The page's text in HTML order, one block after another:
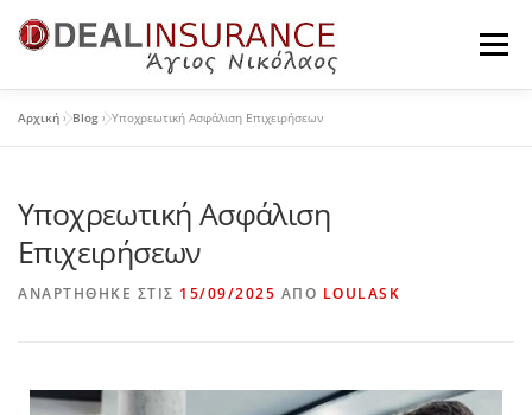
Μενού
ΠΡΟΪΌΝΤΑ ΕΠΙΧΕΙΡΉΣΕΩΝ ΤΑ ΝΈΑ ΜΑΣ
Αρχική »Blog »Υποχρεωτική Ασφάλιση Επιχειρήσεων
Υποχρεωτική Ασφάλιση
Επιχειρήσεων
ΑΝΑΡΤΉΘΗΚΕ ΣΤΙΣ 15/09/2025 ΑΠΌ LOULASK